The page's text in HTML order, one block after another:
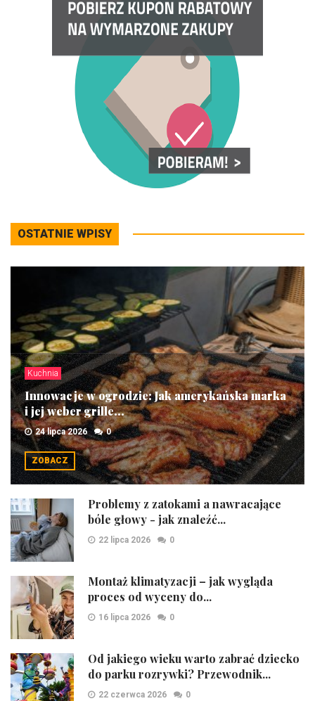
OSTATNIE WPISY
Kuchnia
Innowacje w ogrodzie: Jak amerykańska marka
i jej weber grille...
24 lipca 2026 0
ZOBACZ
Problemy z zatokami a nawracające
bóle głowy - jak znaleźć...
22 lipca 2026 0
Montaż klimatyzacji – jak wygląda
proces od wyceny do...
16 lipca 2026 0
Od jakiego wieku warto zabrać dziecko
do parku rozrywki? Przewodnik...
22 czerwca 2026 0